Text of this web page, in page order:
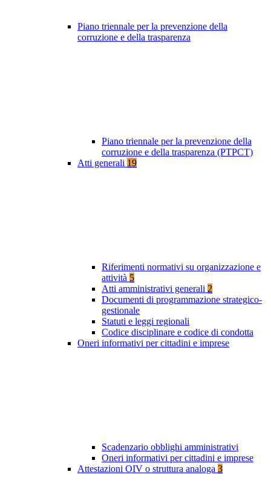
Piano triennale per la prevenzione della
corruzione e della trasparenza
Piano triennale per la prevenzione della
corruzione e della trasparenza (PTPCT)
Atti generali 19
Riferimenti normativi su organizzazione e
attività 5
Atti amministrativi generali 2
Documenti di programmazione strategico-
gestionale
Statuti e leggi regionali
Codice disciplinare e codice di condotta
Oneri informativi per cittadini e imprese
Scadenzario obblighi amministrativi
Oneri informativi per cittadini e imprese
Attestazioni OIV o struttura analoga 3